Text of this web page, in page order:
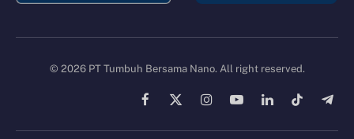
© 2026 PT Tumbuh Bersama Nano. All right reserved.
Facebook
X
InstagramYouTubeLinkedInTikTok